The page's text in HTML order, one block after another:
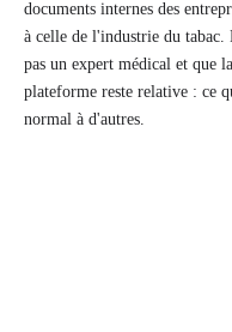
documents internes des
à celle de l'industrie du
pas un expert médical et que
plateforme reste relative : ce
normal à d'autres.